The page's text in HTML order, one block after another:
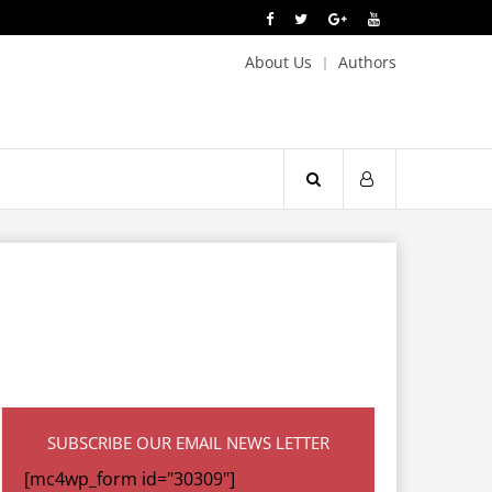
About Us Authors
SUBSCRIBE OUR EMAIL NEWS LETTER
[mc4wp_form id="30309"]